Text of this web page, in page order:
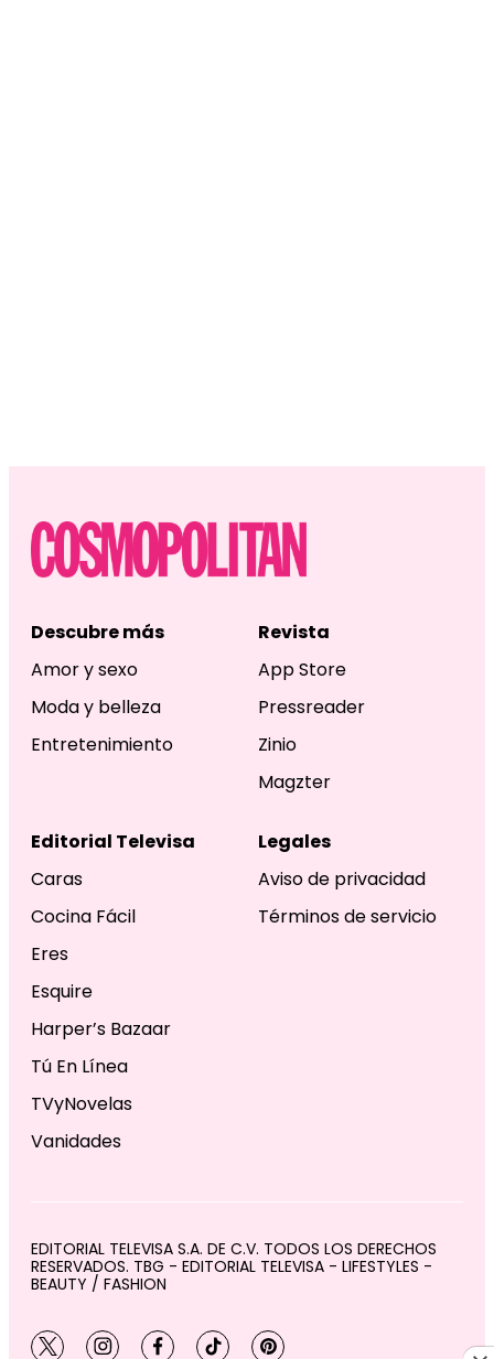
Descubre más
Amor y sexo
Moda y belleza
Entretenimiento
Revista
App Store
Pressreader
Zinio
Magzter
Editorial Televisa
Caras
Cocina Fácil
Eres
Esquire
Harper’s Bazaar
Tú En Línea
TVyNovelas
Vanidades
Legales
Aviso de privacidad
Términos de servicio
EDITORIAL TELEVISA S.A. DE C.V. TODOS LOS DERECHOS
RESERVADOS. TBG - EDITORIAL TELEVISA - LIFESTYLES -
BEAUTY / FASHION